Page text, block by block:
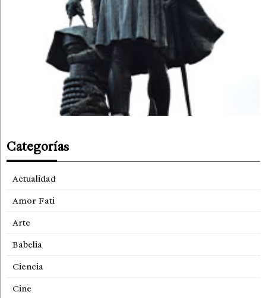
Categorías
Actualidad
Amor Fati
Arte
Babelia
Ciencia
Cine